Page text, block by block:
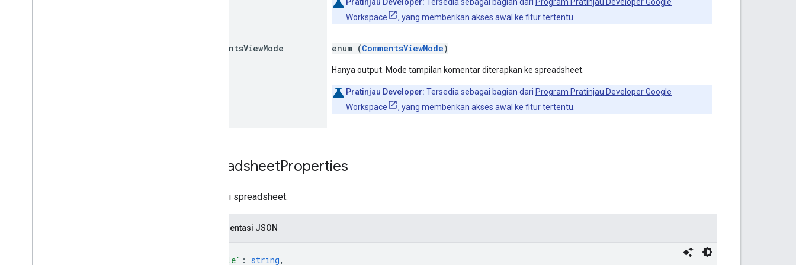
Workspace
, yang memberikan akses awal ke fitur tertentu.
commentsViewMode enum (CommentsViewMode)
Hanya output. Mode tampilan komentar diterapkan ke spreadsheet.
Pratinjau Developer: Tersedia sebagai bagian dari Program Pratinjau Developer Google
Workspace
, yang memberikan akses awal ke fitur tertentu.
SpreadsheetProperties
Properti spreadsheet.
Representasi JSON
"title" : string,